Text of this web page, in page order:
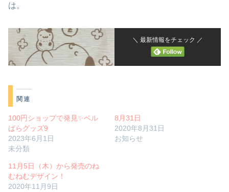
は。
＼ 最新情報をチェック ／
関連
100円ショップで発見✨ベル
ばらグッズ9
2023年6月1日
未分類
8月31日
2020年8月31日
お知らせ
11月5日（木）から発売のね
むねむデザイン！
2020年11月9日